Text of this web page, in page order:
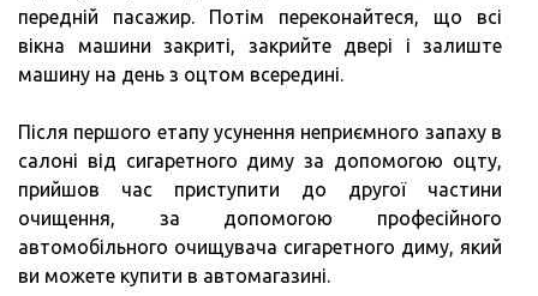
передній пасажир. Потім переконайтеся, що всі
вікна машини закриті, закрийте двері і залиште
машину на день з оцтом всередині.
Після першого етапу усунення неприємного запаху в
салоні від сигаретного диму за допомогою оцту,
прийшов час приступити до другої частини
очищення, за допомогою професійного
автомобільного очищувача сигаретного диму, який
ви можете купити в автомагазині.